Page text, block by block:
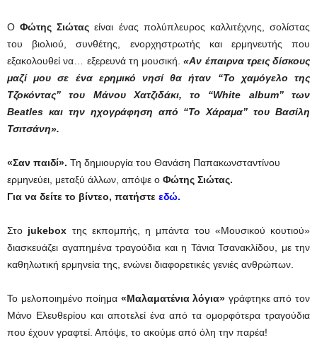
ΟΦώτης Σιώτας είναι ένας πολύπλευρος καλλιτέχνης, σολίστας
του βιολιού, συνθέτης, ενορχηστρωτής και ερμηνευτής που
εξακολουθεί να… εξερευνά τη μουσική.«Αν έπαιρνα τρεις δίσκους
μαζί μου σε ένα ερημικό νησί θα ήταν “Το χαμόγελο της
Τζοκόντας” του Μάνου Χατζιδάκι, το “White album”των
Beatles και την ηχογράφηση από “Το Χάραμα” του Βασίλη
Τσιτσάνη».
«Σαν παιδί». Τη δημιουργία του Θανάση Παπακωνσταντίνου
ερμηνεύει, μεταξύ άλλων, απόψε ο Φώτης Σιώτας.
Για να δείτε το βίντεο, πατήστε εδώ.
Στο jukebox της εκπομπής, η μπάντα του «Μουσικού κουτιού»
διασκευάζει αγαπημένα τραγούδια και η Τάνια Τσανακλίδου, με την
καθηλωτική ερμηνεία της, ενώνει διαφορετικές γενιές ανθρώπων.
Το μελοποιημένο ποίημα «Μαλαματένια λόγια» γράφτηκε από τον
Μάνο Ελευθερίου και αποτελεί ένα από τα ομορφότερα τραγούδια
που έχουν γραφτεί. Απόψε, το ακούμε από όλη την παρέα!